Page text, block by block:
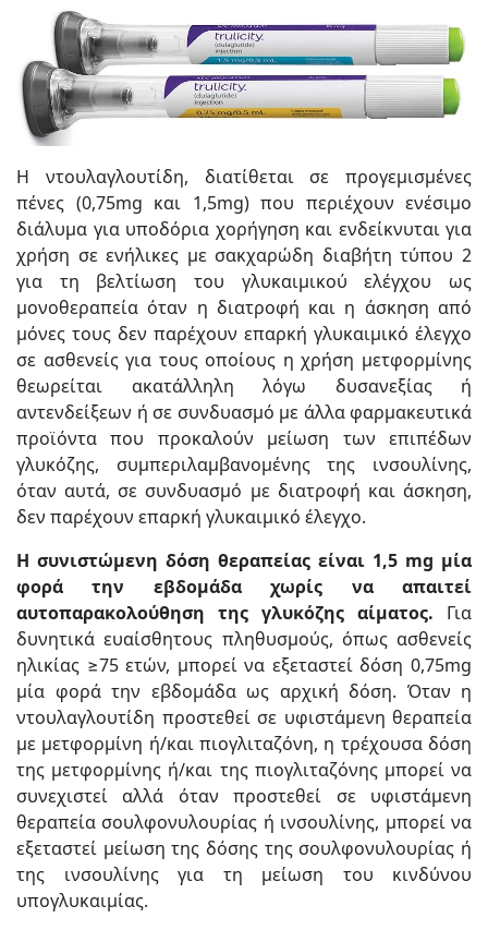
Η ντουλαγλουτίδη, διατίθεται σε προγεμισμένες
πένες (0,75mg και 1,5mg) που περιέχουν ενέσιμο
διάλυμα για υποδόρια χορήγηση και ενδείκνυται για
χρήση σε ενήλικες με σακχαρώδη διαβήτη τύπου 2
για τη βελτίωση του γλυκαιμικού ελέγχου ως
μονοθεραπεία όταν η διατροφή και η άσκηση από
μόνες τους δεν παρέχουν επαρκή γλυκαιμικό έλεγχο
σε ασθενείς για τους οποίους η χρήση μετφορμίνης
θεωρείται ακατάλληλη λόγω δυσανεξίας ή
αντενδείξεων ή σε συνδυασμό με άλλα φαρμακευτικά
προϊόντα που προκαλούν μείωση των επιπέδων
γλυκόζης, συμπεριλαμβανομένης της ινσουλίνης,
όταν αυτά, σε συνδυασμό με διατροφή και άσκηση,
δεν παρέχουν επαρκή γλυκαιμικό έλεγχο.
Η συνιστώμενη δόση θεραπείας είναι 1,5 mg μία
φορά την εβδομάδα χωρίς να απαιτεί
αυτοπαρακολούθηση της γλυκόζης αίματος. Για
δυνητικά ευαίσθητους πληθυσμούς, όπως ασθενείς
ηλικίας ≥75 ετών, μπορεί να εξεταστεί δόση 0,75mg
μία φορά την εβδομάδα ως αρχική δόση. Όταν η
ντουλαγλουτίδη προστεθεί σε υφιστάμενη θεραπεία
με μετφορμίνη ή/και πιογλιταζόνη, η τρέχουσα δόση
της μετφορμίνης ή/και της πιογλιταζόνης μπορεί να
συνεχιστεί αλλά όταν προστεθεί σε υφιστάμενη
θεραπεία σουλφονυλουρίας ή ινσουλίνης, μπορεί να
εξεταστεί μείωση της δόσης της σουλφονυλουρίας ή
της ινσουλίνης για τη μείωση του κινδύνου
υπογλυκαιμίας.